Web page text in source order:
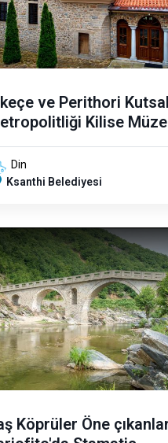
ve Perithori Kutsal
Kilise
Din
Ksanthi Belediyesi
Köprüler Öne